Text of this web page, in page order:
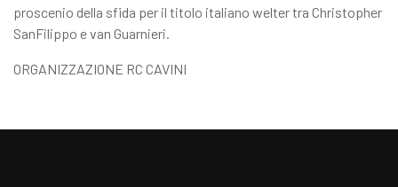
proscenio della sfida per il titolo italiano welter tra Christopher
SanFilippo e van Guarnieri.
ORGANIZZAZIONE RC CAVINI